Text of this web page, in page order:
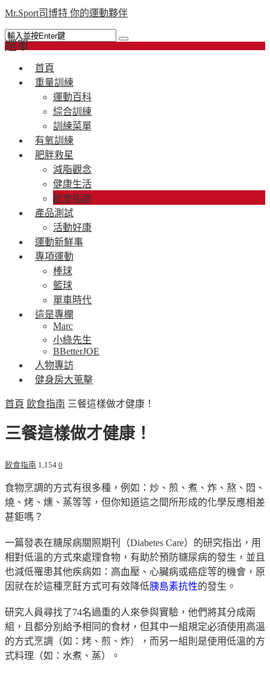
Mr.Sport司博特 你的運動夥伴
選單
首頁
重量訓練
運動百科
綜合訓練
訓練菜單
有氧訓練
肥胖救星
減脂觀念
健康生活
飲食指南
產品測試
活動好康
運動新鮮事
專項運動
棒球
籃球
單車時代
這是專欄
Marc
小綠先生
BBetterJOE
人物專訪
健身房大蒐擊
首頁 飲食指南 三餐這樣做才健康！
三餐這樣做才健康！
飲食指南 1,154 0
食物烹調的方式有很多種，例如：炒、煎、煮、炸、熬、悶、
燒、烤、燻、蒸等等，但你知道這之間所形成的化學反應相差
甚鉅嗎？
一篇發表在糖尿病關照期刊（Diabetes Care）的研究指出，用
相對低溫的方式來處理食物，有助於預防糖尿病的發生，並且
也減低罹患其他疾病如：高血壓、心臟病或癌症等的機會，原
因就在於這種烹飪方式可有效降低胰島素抗性的發生。
研究人員尋找了74名過重的人來參與實驗，他們將其分成兩
組，且都分別給予相同的食材，但其中一組規定必須使用高溫
的方式烹調（如：烤、煎、炸），而另一組則是使用低溫的方
式料理（如：水煮、蒸）。